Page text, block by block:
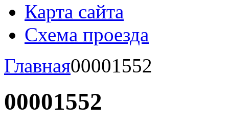
Карта сайта
Схема проезда
Главная00001552
00001552